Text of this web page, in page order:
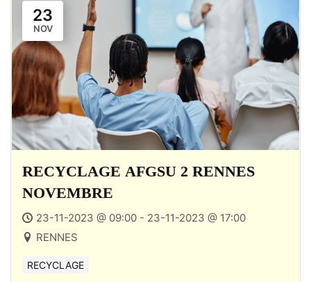
23
NOV
RECYCLAGE AFGSU 2 RENNES
NOVEMBRE
23-11-2023 @ 09:00 - 23-11-2023 @ 17:00
RENNES
RECYCLAGE